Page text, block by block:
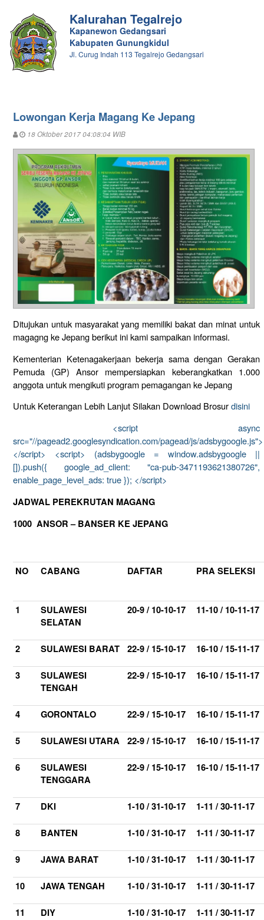
Kalurahan Tegalrejo
Kapanewon Gedangsari
Kabupaten Gunungkidul
Jl. Curug Indah 113 Tegalrejo Gedangsari
Lowongan Kerja Magang Ke Jepang
18 Oktober 2017 04:08:04 WIB
Ditujukan untuk masyarakat yang memiliki bakat dan minat untuk
magagng ke Jepang berikut ini kami sampaikan informasi.
Kementerian Ketenagakerjaan bekerja sama dengan Gerakan
Pemuda (GP) Ansor mempersiapkan keberangkatkan 1.000
anggota untuk mengikuti program pemagangan ke Jepang
Untuk Keterangan Lebih Lanjut Silakan Download Brosurdisini
<script async
src="//pagead2.googlesyndication.com/pagead/js/adsbygoogle.js">
</script> <script> (adsbygoogle = window.adsbygoogle ||
[]).push({ google_ad_client: "ca-pub-3471193621380726",
enable_page_level_ads: true }); </script>
JADWAL PEREKRUTAN MAGANG
1000 ANSOR – BANSER KE JEPANG
NO CABANG DAFTAR PRA SELEKSI
1
SULAWESI
SELATAN
20-9 / 10-10-17 11-10 / 10-11-17
2 SULAWESI BARAT 22-9 / 15-10-17 16-10 / 15-11-17
3
SULAWESI
TENGAH
22-9 / 15-10-17 16-10 / 15-11-17
4 GORONTALO 22-9 / 15-10-17 16-10 / 15-11-17
5 SULAWESI UTARA 22-9 / 15-10-17 16-10 / 15-11-17
6
SULAWESI
TENGGARA
22-9 / 15-10-17 16-10 / 15-11-17
7 DKI 1-10 / 31-10-17 1-11 / 30-11-17
8 BANTEN 1-10 / 31-10-17 1-11 / 30-11-17
9 JAWA BARAT 1-10 / 31-10-17 1-11 / 30-11-17
10 JAWA TENGAH 1-10 / 31-10-17 1-11 / 30-11-17
11 DIY 1-10 / 31-10-17 1-11 / 30-11-17